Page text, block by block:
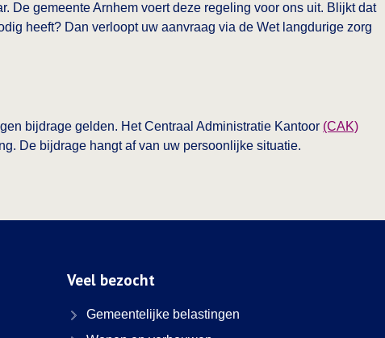
De gemeente Arnhem voert deze regeling voor ons uit. Blijkt dat
heeft? Dan verloopt uw aanvraag via de Wet langdurige zorg
bijdrage gelden. Het Centraal Administratie Kantoor (CAK)
De bijdrage hangt af van uw persoonlijke situatie.
Veel bezocht
Gemeentelijke belastingen